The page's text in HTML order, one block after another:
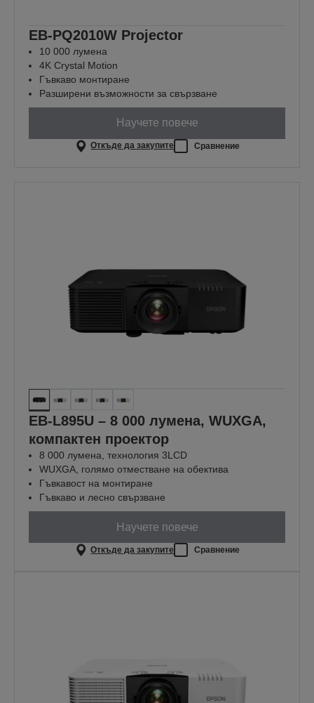
EB-PQ2010W Projector
10 000 лумена
4K Crystal Motion
Гъвкаво монтиране
Разширени възможности за свързване
Научете повече
Откъде да закупите Сравнение
EB-L895U – 8 000 лумена, WUXGA,
компактен проектор
8 000 лумена, технология 3LCD
WUXGA, голямо отместване на обектива
Гъвкавост на монтиране
Гъвкаво и лесно свързване
Научете повече
Откъде да закупите Сравнение